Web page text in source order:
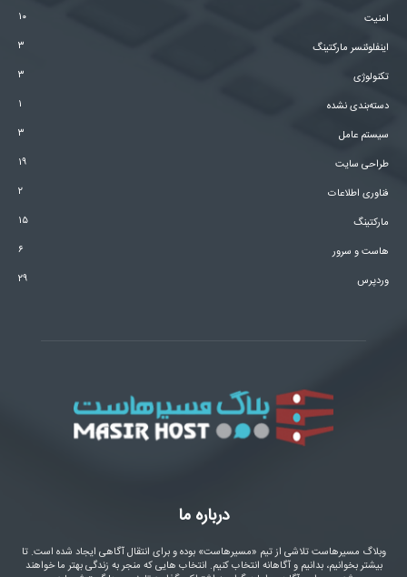
امنیت
۱۰
اینفلوئنسر مارکتینگ
۳
تکنولوژی
۳
دسته‌بندی نشده
۱
سیستم عامل
۳
طراحی سایت
۱۹
فناوری اطلاعات
۲
مارکتینگ
۱۵
هاست و سرور
۶
وردپرس
۲۹
درباره ما
وبلاگ مسیرهاست تلاشی از تیم «مسیرهاست» بوده و برای انتقال آگاهی ایجاد شده است. تا
بیشتر بخوانیم، بدانیم و آگاهانه انتخاب کنیم. انتخاب هایی که منجر به زندگی بهتر ما خواهند